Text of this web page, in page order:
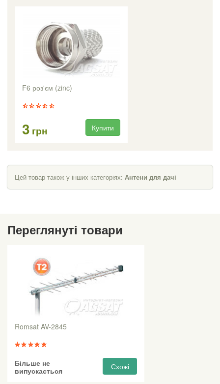
F6 роз'єм (zinc)
3 грн Купити
Цей товар також у інших категоріях: Антени для дачі
Переглянуті товари
Romsat AV-2845
Більше не
випускається
Схожі